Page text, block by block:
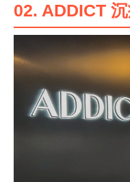
02. ADDICT